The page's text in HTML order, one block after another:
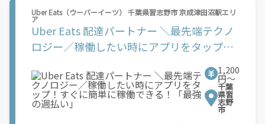
【Amazon Flexの始め方】 使用できる車両をお持ちの場合、必要
なものはたったの6つだけです。 1. スマートフォン 2. 運転免許証
3. 黒ナンバー 4. 最新の車検証 5. 銀行口座 6. 就労資格確認書類
（外国籍の方） ご応募いただいた後、登録手続きをご案内しま
す。 登録手続きは、アプリですべて完結できます。 なお、ご自身
一である必要があります。 【配達業務の流れ】 登録手続きを完
了すると、オファー（委託する配達業務）をアプリで確認するこ
とができます。 あとは、3つのステップで稼働するだけです。 1.
オファーを受諾する 2. デリバリーステーションで荷物をピックア
Uber Eats（ウーバーイーツ） 千葉県習志野市 京成津田沼駅エリ
ア
Uber Eats 配達パートナー ＼最先端テクノ
ロジー／稼働したい時にアプリをタップ！
い」
1,200
円〜
千葉
県習
志野
市